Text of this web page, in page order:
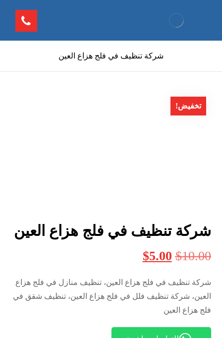
شركة تنظيف في فلج هزاع العين
تخفيض!
شركة تنظيف في فلج هزاع العين
$10.00
$5.00
شركة تنظيف في فلج هزاع العين، تنظيف منازل في فلج هزاع
العين، شركة تنظيف فلل في فلج هزاع العين، تنظيف شقق في
فلج هزاع العين